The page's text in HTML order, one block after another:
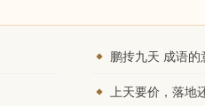
鹏抟九天 成语的